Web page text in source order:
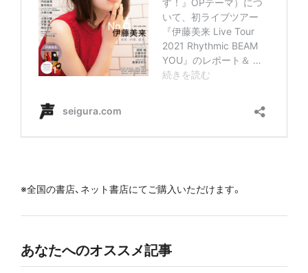
※全国の書店、ネット書店にてご購入いただけます。
あなたへのオススメ記事